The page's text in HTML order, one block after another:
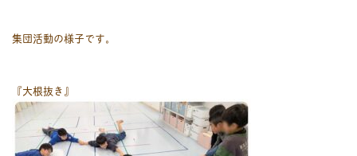
集団活動の様子です。
『大根抜き』